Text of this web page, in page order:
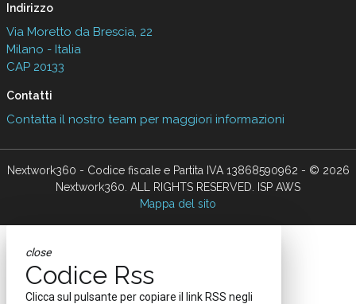
Indirizzo
Via Moretto da Brescia, 22
Milano - Italia
CAP 20133
Contatti
Contatta il nostro team per maggiori informazioni
Nextwork360 - Codice fiscale e Partita IVA 13868590962 - © 2026
Nextwork360. ALL RIGHTS RESERVED. ISP AWS
Mappa del sito
close
Codice Rss
Clicca sul pulsante per copiare il link RSS negli